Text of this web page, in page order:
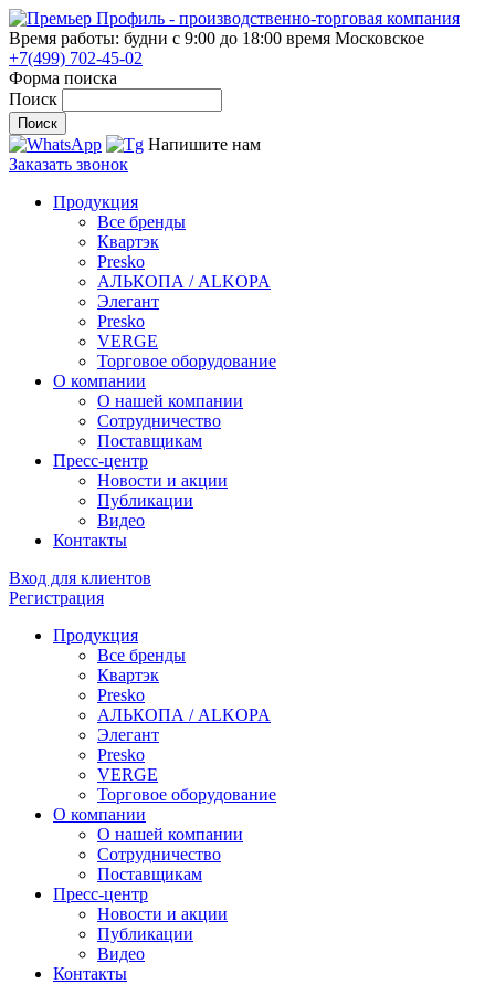
Время работы: будни с 9:00 до 18:00 время Московское
+7(499) 702-45-02
Форма поиска
Поиск
Напишите нам
Заказать звонок
Продукция
Все бренды
Квартэк
Presko
АЛЬКОПА / ALKOPA
Элегант
Presko
VERGE
Торговое оборудование
О компании
О нашей компании
Сотрудничество
Поставщикам
Пресс-центр
Новости и акции
Публикации
Видео
Контакты
Вход для клиентов
Регистрация
Продукция
Все бренды
Квартэк
Presko
АЛЬКОПА / ALKOPA
Элегант
Presko
VERGE
Торговое оборудование
О компании
О нашей компании
Сотрудничество
Поставщикам
Пресс-центр
Новости и акции
Публикации
Видео
Контакты